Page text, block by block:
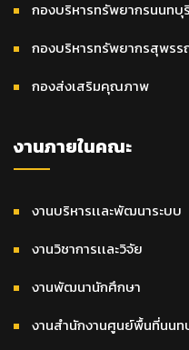
กองบริหารทรัพยากรนนทบุ
กองบริหารทรัพยากรสุพร
กองส่งเสริมคุณภาพ
งานภายในคณะ
งานบริหารเเละพัฒนาระบบ
งานวิชาการเเละวิจัย
งานพัฒนานักศึกษา
งานสำนักงานศูนย์พื้นที่นนท